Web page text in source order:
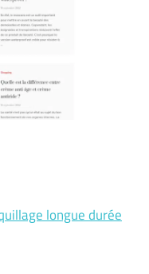
longue durée